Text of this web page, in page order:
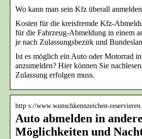
Wo kann man sein Kfz überall
Kosten für die kreisfremde Kfz-
für die Fahrzeug-Abmeldung in einem
je nach Zulassungsbezirk und
Ist es möglich ein Auto oder Motorrad
anzumelden? Hier können Sie
Zulassung erfolgen muss.
http s://www.wunschkennzeichen-
Auto abmelden in
Möglichkeiten und